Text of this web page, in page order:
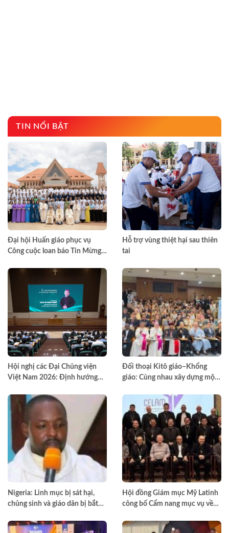
TIN NỔI BẬT
Đại hội Huấn giáo phục vụ
Công cuộc loan báo Tin Mừng
trong hiệp thông, mở ra một
hướng đi mới cho công cuộc
huấn giáo Việt Nam
Hỗ trợ vùng thiệt hại sau thiên
tai
Hội nghị các Đại Chủng viện
Việt Nam 2026: Định hướng
Đối thoại Kitô giáo–Khổng
giáo: Cùng nhau xây dựng một
Nigeria: Linh mục bị sát hại,
chủng sinh và giáo dân bị bắt
Hội đồng Giám mục Mỹ Latinh
công bố Cẩm nang mục vụ về